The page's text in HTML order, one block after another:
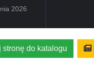
2026
stronę do katalogu